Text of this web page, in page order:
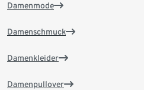
Damenmode
Damenschmuck
Damenkleider
Damenpullover